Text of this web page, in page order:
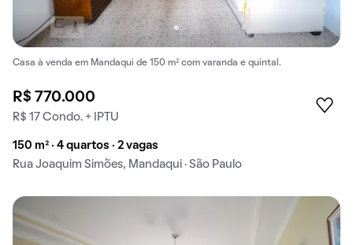
Casa à venda em Mandaqui de 150 m² com varanda e quintal.
R$ 770.000
R$ 17 Condo. + IPTU
150 m² · 4 quartos · 2 vagas
Rua Joaquim Simões, Mandaqui · São Paulo